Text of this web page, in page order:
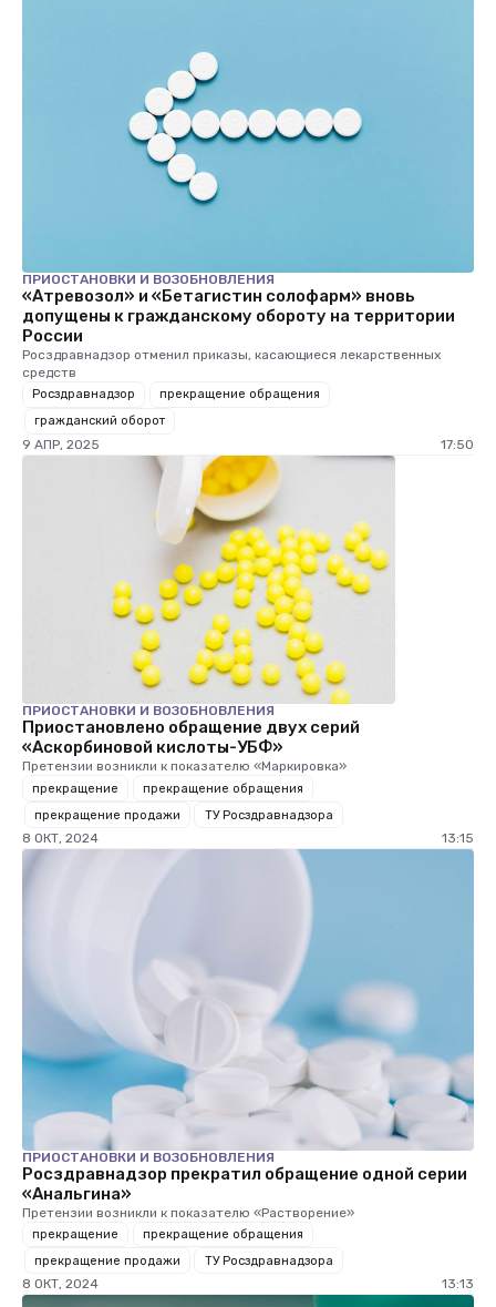
ПРИОСТАНОВКИ И ВОЗОБНОВЛЕНИЯ
«Атревозол» и «Бетагистин солофарм» вновь
допущены к гражданскому обороту на территории
России
Росздравнадзор отменил приказы, касающиеся лекарственных
средств
Росздравнадзор
прекращение обращения
гражданский оборот
9 АПР, 2025 17:50
ПРИОСТАНОВКИ И ВОЗОБНОВЛЕНИЯ
Приостановлено обращение двух серий
«Аскорбиновой кислоты-УБФ»
Претензии возникли к показателю «Маркировка»
прекращение
прекращение обращения
прекращение продажи
ТУ Росздравнадзора
8 ОКТ, 2024 13:15
ПРИОСТАНОВКИ И ВОЗОБНОВЛЕНИЯ
Росздравнадзор прекратил обращение одной серии
«Анальгина»
Претензии возникли к показателю «Растворение»
прекращение
прекращение обращения
прекращение продажи
ТУ Росздравнадзора
8 ОКТ, 2024 13:13